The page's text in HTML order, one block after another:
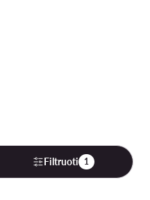
Filtruoti 1